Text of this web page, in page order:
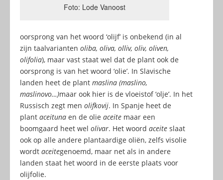
Foto: Lode Vanoost
oorsprong van het woord ‘olijf’ is onbekend (in al
zijn taalvarianten oliba, oliva, olliv, oliv, oliven,
olifolia), maar vast staat wel dat de plant ook de
oorsprong is van het woord ‘olie’. In Slavische
landen heet de plant maslina (maslino,
maslinovo…)maar ook hier is de vloeistof ‘olje’. In het
Russisch zegt men olifkovij. In Spanje heet de
plant aceituna en de olie aceite maar een
boomgaard heet wel olivar. Het woord aceite slaat
ook op alle andere plantaardige oliën, zelfs visolie
wordt aceitegenoemd, maar net als in andere
landen staat het woord in de eerste plaats voor
olijfolie.